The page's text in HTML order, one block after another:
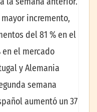
incremento,
del 81 % en el
en el mercado
y Alemania
semana
aumentó un 37